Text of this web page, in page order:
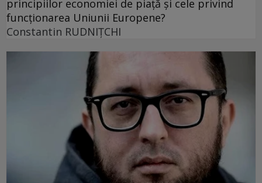
principiilor economiei de piață și cele privind
funcționarea Uniunii Europene?
Constantin RUDNIŢCHI